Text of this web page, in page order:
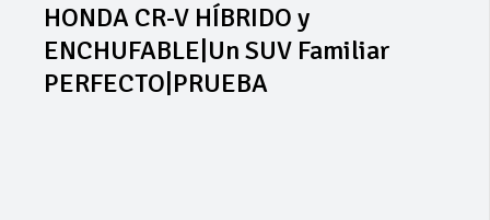
HONDA CR-V HÍBRIDO y
ENCHUFABLE|Un SUV Familiar
PERFECTO|PRUEBA